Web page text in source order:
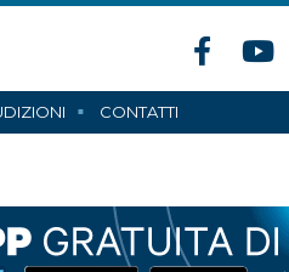
CONTATTI